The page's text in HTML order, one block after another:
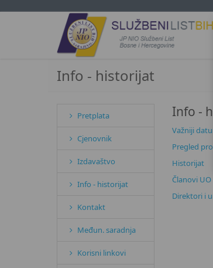
Info - historijat
Pretplata
Cjenovnik
Izdavaštvo
Info - historijat
Kontakt
Međun. saradnja
Korisni linkovi
Info -
Važniji
Pregled
Historijat
Članovi UO
Direktori i